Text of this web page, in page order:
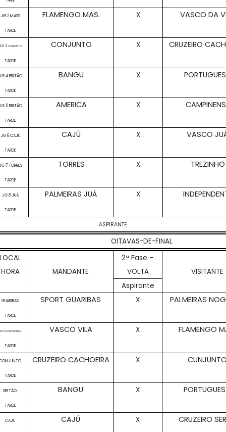
JG 2 MASS
TARDE
FLAMENGO MAS. X VASCO DA
3 CONJUNTO
TARDE
CONJUNTO X CRUZEIRO
4 BRITÃO
TARDE
BANGU X
5 BRITÃO
TARDE
AMERICA X
JG 6 CAJÚ
TARDE
CAJÚ X VASCO
7 TORRES
TARDE
TORRES X TREZINHO
JG 8 JUÁ
TARDE
PALMEIRAS JUÁ X
ASPIRANTE
OITAVAS-DE-FINAL
HORA
MANDANTE
2ª Fase –
VOLTA
VISITANTE
Aspirante
GUARIBAS
TARDE
SPORT GUARIBAS X PALMEIRAS
TARDE
VASCO VILA X FLAMENGO
TARDE
CRUZEIRO CACHOEIRA X
BRITÃO
TARDE
BANGU X
CAJÚ CAJÚ X CRUZEIRO